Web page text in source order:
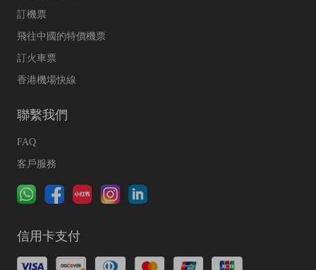
訂機票
飛往中國的特價機票
訂火車票
香港機場快線
聯繫我們
FAQ
客戶服務
信用卡支付